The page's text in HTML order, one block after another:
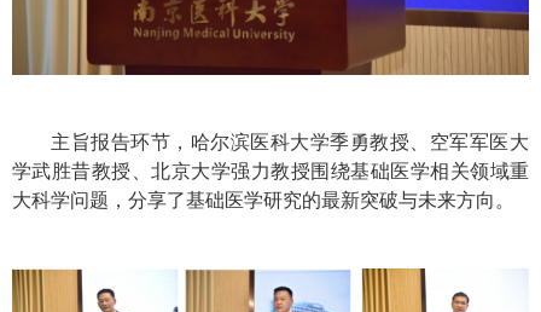
主旨报告环节，哈尔滨医科大学季勇教授、空军军医大
学武胜昔教授、北京大学强力教授围绕基础医学相关领域重
大科学问题，分享了基础医学研究的最新突破与未来方向。